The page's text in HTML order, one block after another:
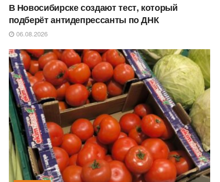
В Новосибирске создают тест, который
подберёт антидепрессанты по ДНК
06.08.2026